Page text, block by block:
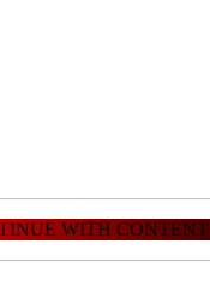
WITH CONTENT